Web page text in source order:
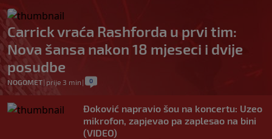
Carrick vraća Rashforda u prvi tim:
Nova šansa nakon 18 mjeseci i dvije
posudbe
NOGOMET| prije 3 min | 0
Đoković napravio šou na koncertu: Uzeo
mikrofon, zapjevao pa zaplesao na bini
(VIDEO)